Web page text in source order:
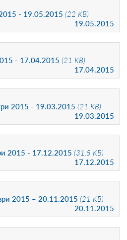
- 19.05.2015 (22 KB)
19.05.2015
- 17.04.2015 (21 KB)
17.04.2015
2015 - 19.03.2015 (21 KB)
19.03.2015
2015 - 17.12.2015 (31.5 KB)
17.12.2015
2015 – 20.11.2015 (21 KB)
20.11.2015